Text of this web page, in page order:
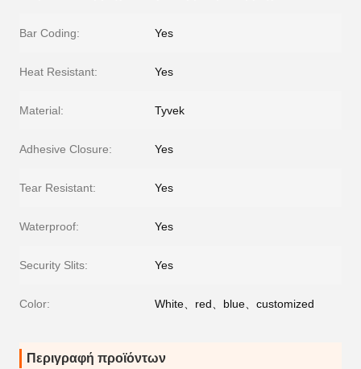
Bar Coding: Yes
Heat Resistant: Yes
Material: Tyvek
Adhesive Closure: Yes
Tear Resistant: Yes
Waterproof: Yes
Security Slits: Yes
Color: White、red、blue、customized
Περιγραφή προϊόντων